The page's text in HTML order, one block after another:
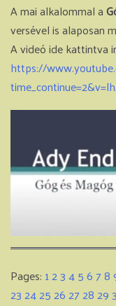
A mai alkalommal a
versével is alaposan
A videó ide kattintva
https://
Pages: 123 456 78
23242526272829